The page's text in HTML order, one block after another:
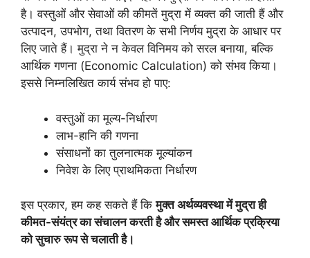
है। वस्तुओं और सेवाओं की कीमतें मुद्रा में व्यक्त की जाती हैं और
उत्पादन, उपभोग, तथा वितरण के सभी निर्णय मुद्रा के आधार पर
लिए जाते हैं। मुद्रा ने न केवल विनिमय को सरल बनाया, बल्कि
आर्थिक गणना (Economic Calculation) को संभव किया।
इससे निम्नलिखित कार्य संभव हो पाए:
वस्तुओं का मूल्य-निर्धारण
लाभ-हानि की गणना
संसाधनों का तुलनात्मक मूल्यांकन
निवेश के लिए प्राथमिकता निर्धारण
इस प्रकार, हम कह सकते हैं किमुक्त अर्थव्यवस्था में मुद्रा ही
कीमत-संयंत्र का संचालन करती है और समस्त आर्थिक प्रक्रिया
को सुचारु रूप से चलाती है।